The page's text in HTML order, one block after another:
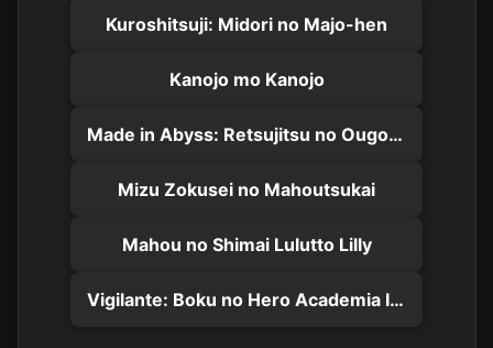
Kuroshitsuji: Midori no Majo-hen
Kanojo mo Kanojo
Made in Abyss: Retsujitsu no Ougonkyou
Mizu Zokusei no Mahoutsukai
Mahou no Shimai Lulutto Lilly
Vigilante: Boku no Hero Academia Illegals